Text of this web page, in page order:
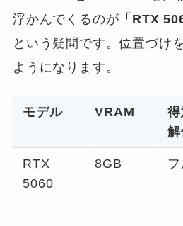
浮かんでくるのが 「RTX
という疑問です。位置づけ
ようになります。
モデル VRAM
RTX
5060
8GB